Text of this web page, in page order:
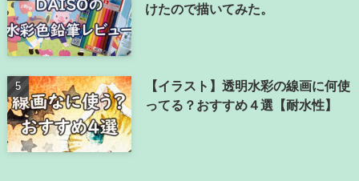
けたので描いてみた。
【イラスト】透明水彩の線画に何使
ってる？おすすめ４選【耐水性】